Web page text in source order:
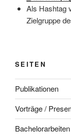
Als Hashtag
Zielgruppe
SEITEN
Publikationen
Vorträge /
Bachelorarbeiten